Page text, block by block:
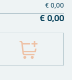
€ 0,00
€ 0,00